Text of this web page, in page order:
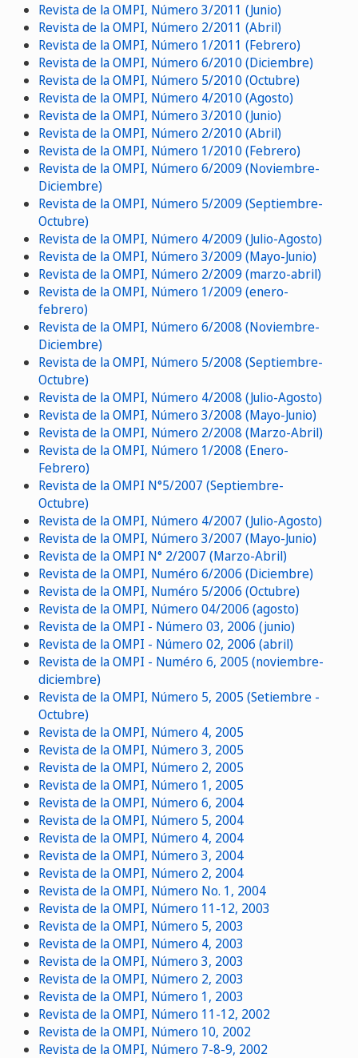
Revista de la OMPI, Número 3/2011 (Junio)
Revista de la OMPI, Número 2/2011 (Abril)
Revista de la OMPI, Número 1/2011 (Febrero)
Revista de la OMPI, Número 6/2010 (Diciembre)
Revista de la OMPI, Número 5/2010 (Octubre)
Revista de la OMPI, Número 4/2010 (Agosto)
Revista de la OMPI, Número 3/2010 (Junio)
Revista de la OMPI, Número 2/2010 (Abril)
Revista de la OMPI, Número 1/2010 (Febrero)
Revista de la OMPI, Número 6/2009 (Noviembre-
Diciembre)
Revista de la OMPI, Número 5/2009 (Septiembre-
Octubre)
Revista de la OMPI, Número 4/2009 (Julio-Agosto)
Revista de la OMPI, Número 3/2009 (Mayo-Junio)
Revista de la OMPI, Número 2/2009 (marzo-abril)
Revista de la OMPI, Número 1/2009 (enero-
febrero)
Revista de la OMPI, Número 6/2008 (Noviembre-
Diciembre)
Revista de la OMPI, Número 5/2008 (Septiembre-
Octubre)
Revista de la OMPI, Número 4/2008 (Julio-Agosto)
Revista de la OMPI, Número 3/2008 (Mayo-Junio)
Revista de la OMPI, Número 2/2008 (Marzo-Abril)
Revista de la OMPI, Número 1/2008 (Enero-
Febrero)
Revista de la OMPI N°5/2007 (Septiembre-
Octubre)
Revista de la OMPI, Número 4/2007 (Julio-Agosto)
Revista de la OMPI, Número 3/2007 (Mayo-Junio)
Revista de la OMPI N° 2/2007 (Marzo-Abril)
Revista de la OMPI, Numéro 6/2006 (Diciembre)
Revista de la OMPI, Numéro 5/2006 (Octubre)
Revista de la OMPI, Número 04/2006 (agosto)
Revista de la OMPI - Número 03, 2006 (junio)
Revista de la OMPI - Número 02, 2006 (abril)
Revista de la OMPI - Numéro 6, 2005 (noviembre-
diciembre)
Revista de la OMPI, Número 5, 2005 (Setiembre -
Octubre)
Revista de la OMPI, Número 4, 2005
Revista de la OMPI, Número 3, 2005
Revista de la OMPI, Número 2, 2005
Revista de la OMPI, Número 1, 2005
Revista de la OMPI, Número 6, 2004
Revista de la OMPI, Número 5, 2004
Revista de la OMPI, Número 4, 2004
Revista de la OMPI, Número 3, 2004
Revista de la OMPI, Número 2, 2004
Revista de la OMPI, Número No. 1, 2004
Revista de la OMPI, Número 11-12, 2003
Revista de la OMPI, Número 5, 2003
Revista de la OMPI, Número 4, 2003
Revista de la OMPI, Número 3, 2003
Revista de la OMPI, Número 2, 2003
Revista de la OMPI, Número 1, 2003
Revista de la OMPI, Número 11-12, 2002
Revista de la OMPI, Número 10, 2002
Revista de la OMPI, Número 7-8-9, 2002